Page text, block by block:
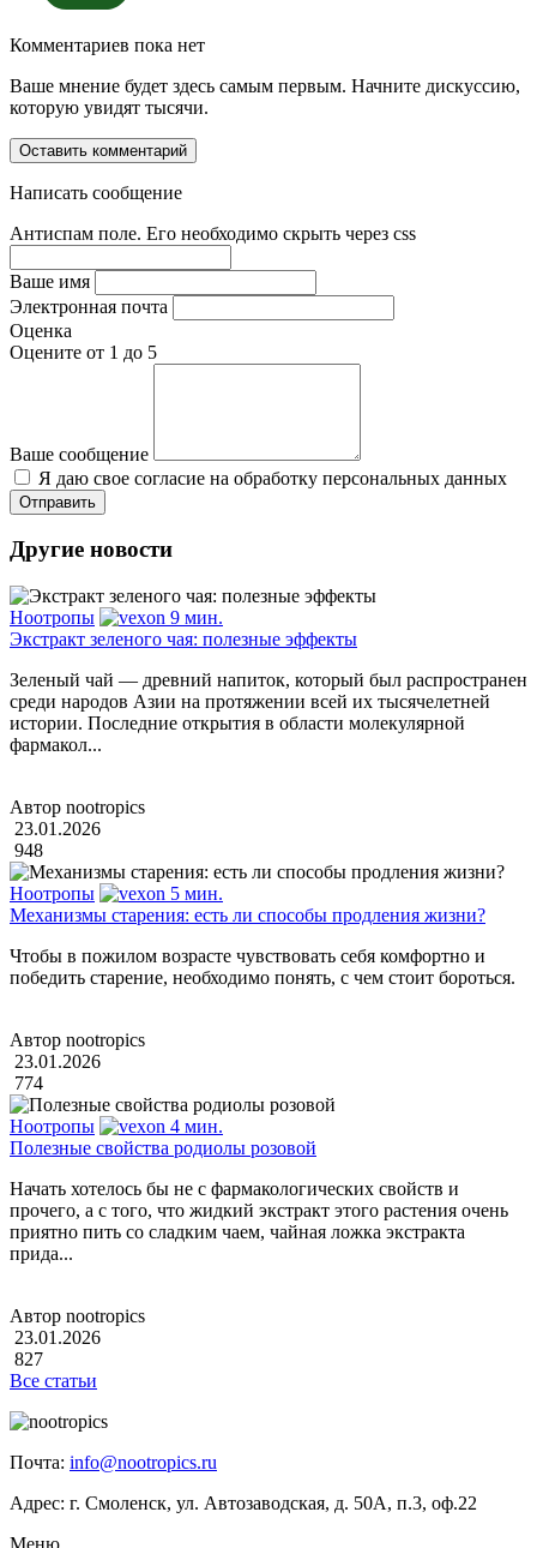
Комментариев пока нет
Ваше мнение будет здесь самым первым. Начните дискуссию,
которую увидят тысячи.
Оставить комментарий
Написать сообщение
Антиспам поле. Его необходимо скрыть через css
Ваше имя
Электронная почта
Оценка
Оцените от 1 до 5
Ваше сообщение
Я даю свое согласие на обработку персональных данных
Другие новости
Ноотропы
9 мин.
Экстракт зеленого чая: полезные эффекты
Зеленый чай — древний напиток, который был распространен
среди народов Азии на протяжении всей их тысячелетней
истории. Последние открытия в области молекулярной
фармакол...
Автор nootropics
23.01.2026
948
Ноотропы
5 мин.
Механизмы старения: есть ли способы продления жизни?
Чтобы в пожилом возрасте чувствовать себя комфортно и
победить старение, необходимо понять, с чем стоит бороться.
Автор nootropics
23.01.2026
774
Ноотропы
4 мин.
Полезные свойства родиолы розовой
Начать хотелось бы не с фармакологических свойств и
прочего, а с того, что жидкий экстракт этого растения очень
приятно пить со сладким чаем, чайная ложка экстракта
прида...
Автор nootropics
23.01.2026
827
Все статьи
Почта: info@nootropics.ru
Адрес: г. Смоленск, ул. Автозаводская, д. 50А, п.3, оф.22
Меню